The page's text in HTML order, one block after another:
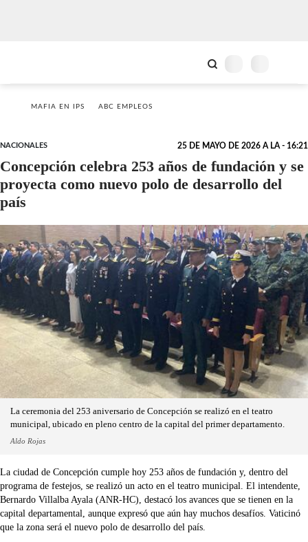
MAFIA EN IPS ABC EMPLEOS
NACIONALES 25 DE MAYO DE 2026 A LA - 16:21
Concepción celebra 253 años de fundación y se
proyecta como nuevo polo de desarrollo del
país
La ceremonia del 253 aniversario de Concepción se realizó en el teatro
municipal, ubicado en pleno centro de la capital del primer departamento.
Aldo Rojas
La ciudad de Concepción cumple hoy 253 años de fundación y, dentro del
programa de festejos, se realizó un acto en el teatro municipal. El intendente,
Bernardo Villalba Ayala (ANR-HC), destacó los avances que se tienen en la
capital departamental, aunque expresó que aún hay muchos desafíos. Vaticinó
que la zona será el nuevo polo de desarrollo del país.